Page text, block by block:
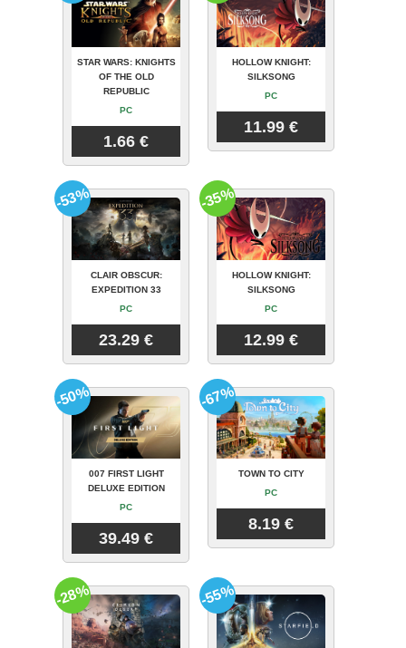
STAR WARS: KNIGHTS
OF THE OLD
REPUBLIC
PC
1.66 €
HOLLOW KNIGHT:
SILKSONG
PC
11.99 €
CLAIR OBSCUR:
EXPEDITION 33
PC
23.29 €
-53%
HOLLOW KNIGHT:
SILKSONG
PC
12.99 €
-35%
007 FIRST LIGHT
DELUXE EDITION
PC
39.49 €
-50%
TOWN TO CITY
PC
8.19 €
-67%
-28% -55%